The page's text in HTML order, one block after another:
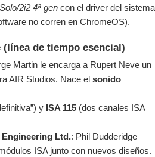
Solo/2i2 4ª gen con el driver del sistema
no corren en ChromeOS).
de tiempo esencial)
Martin le encarga a Rupert Neve un
AIR Studios. Nace el sonido
y ISA 115 (dos canales ISA
Ltd.: Phil Dudderidge
ISA junto con nuevos diseños.